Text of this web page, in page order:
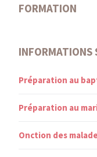
FORMATION
INFORMATIONS
Préparation au
Préparation au
Onction des